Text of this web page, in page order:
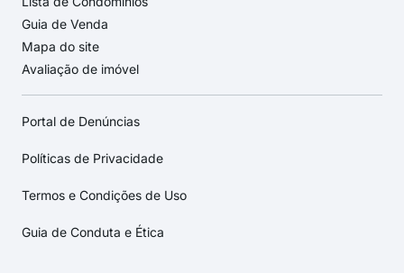
Guia de Venda
Mapa do site
Avaliação de imóvel
Portal de Denúncias
Políticas de Privacidade
Termos e Condições de Uso
Guia de Conduta e Ética